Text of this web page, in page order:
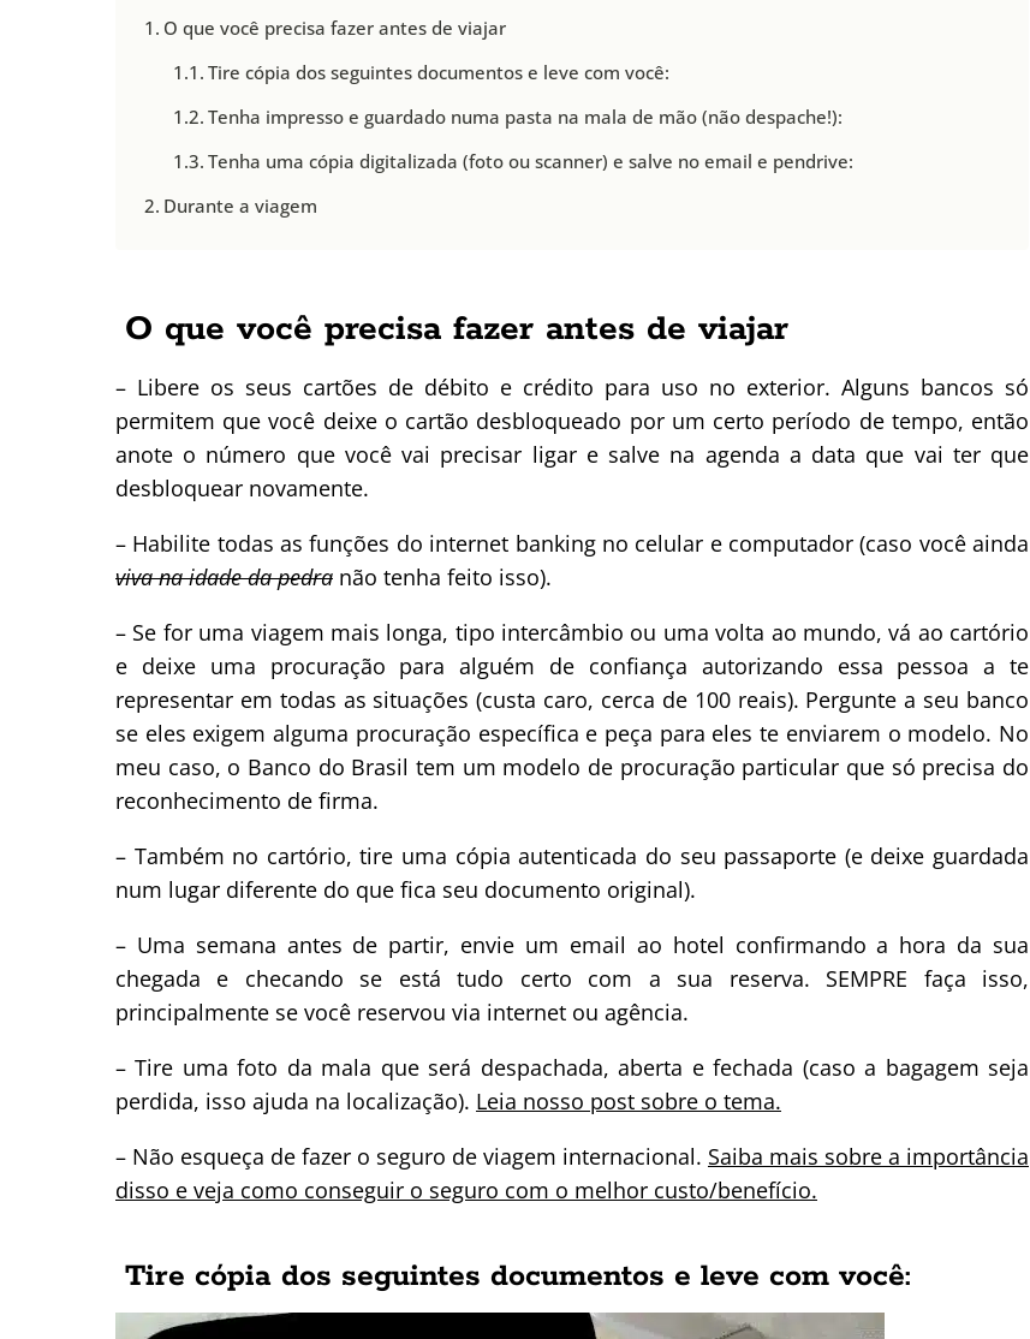
O que você precisa fazer antes de viajar
Tire cópia dos seguintes documentos e leve com você:
Tenha impresso e guardado numa pasta na mala de mão (não despache!):
Tenha uma cópia digitalizada (foto ou scanner) e salve no email e pendrive:
Durante a viagem
O que você precisa fazer antes de viajar
– Libere os seus cartões de débito e crédito para uso no exterior. Alguns bancos só
permitem que você deixe o cartão desbloqueado por um certo período de tempo, então
anote o número que você vai precisar ligar e salve na agenda a data que vai ter que
desbloquear novamente.
– Habilite todas as funções do internet banking no celular e computador (caso você ainda
viva na idade da pedra não tenha feito isso).
– Se for uma viagem mais longa, tipo intercâmbio ou uma volta ao mundo, vá ao cartório
e deixe uma procuração para alguém de confiança autorizando essa pessoa a te
representar em todas as situações (custa caro, cerca de 100 reais). Pergunte a seu banco
se eles exigem alguma procuração específica e peça para eles te enviarem o modelo. No
meu caso, o Banco do Brasil tem um modelo de procuração particular que só precisa do
reconhecimento de firma.
– Também no cartório, tire uma cópia autenticada do seu passaporte (e deixe guardada
num lugar diferente do que fica seu documento original).
– Uma semana antes de partir, envie um email ao hotel confirmando a hora da sua
chegada e checando se está tudo certo com a sua reserva. SEMPRE faça isso,
principalmente se você reservou via internet ou agência.
– Tire uma foto da mala que será despachada, aberta e fechada (caso a bagagem seja
perdida, isso ajuda na localização). Leia nosso post sobre o tema.
– Não esqueça de fazer o seguro de viagem internacional. Saiba mais sobre a importância
disso e veja como conseguir o seguro com o melhor custo/benefício.
Tire cópia dos seguintes documentos e leve com você: